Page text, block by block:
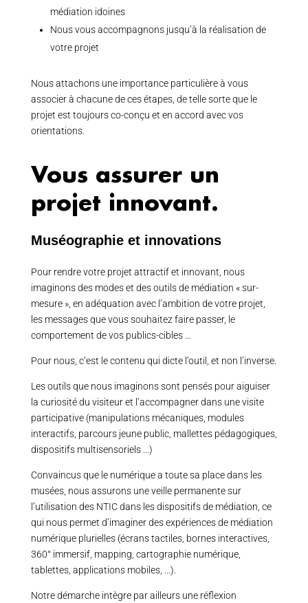
médiation idoines
Nous vous accompagnons jusqu’à la réalisation de
votre projet
Nous attachons une importance particulière à vous
associer à chacune de ces étapes, de telle sorte que le
projet est toujours co-conçu et en accord avec vos
orientations.
Vous assurer un
projet innovant.
Muséographie et innovations
Pour rendre votre projet attractif et innovant, nous
imaginons des modes et des outils de médiation « sur-
mesure », en adéquation avec l’ambition de votre projet,
les messages que vous souhaitez faire passer, le
comportement de vos publics-cibles …
Pour nous, c’est le contenu qui dicte l’outil, et non l’inverse.
Les outils que nous imaginons sont pensés pour aiguiser
la curiosité du visiteur et l’accompagner dans une visite
participative (manipulations mécaniques, modules
interactifs, parcours jeune public, mallettes pédagogiques,
dispositifs multisensoriels …)
Convaincus que le numérique a toute sa place dans les
musées, nous assurons une veille permanente sur
l’utilisation des NTIC dans les dispositifs de médiation, ce
qui nous permet d’imaginer des expériences de médiation
numérique plurielles (écrans tactiles, bornes interactives,
360° immersif, mapping, cartographie numérique,
tablettes, applications mobiles, …).
Notre démarche intègre par ailleurs une réflexion